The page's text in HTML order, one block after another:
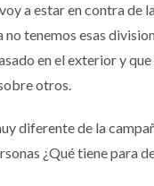
a estar en contra de
tenemos esas
en el exterior y
otros.
diferente de la
¿Qué tiene para